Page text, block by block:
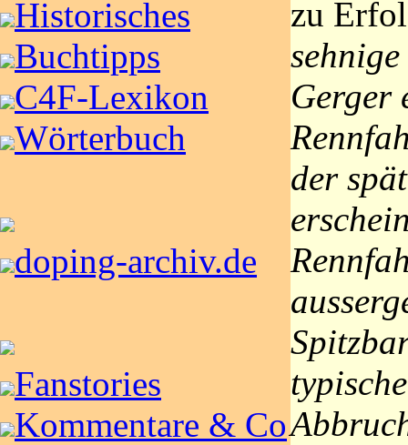
Historisches
Buchtipps
C4F-Lexikon
Wörterbuch
doping-archiv.de
Fanstories
Kommentare & Co
zu
Gerger
der